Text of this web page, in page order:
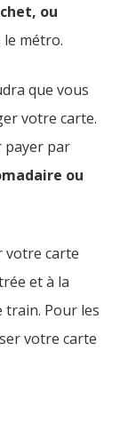
ou
le métro.
que vous
votre carte.
payer par
ou
votre carte
et à la
train. Pour les
votre carte